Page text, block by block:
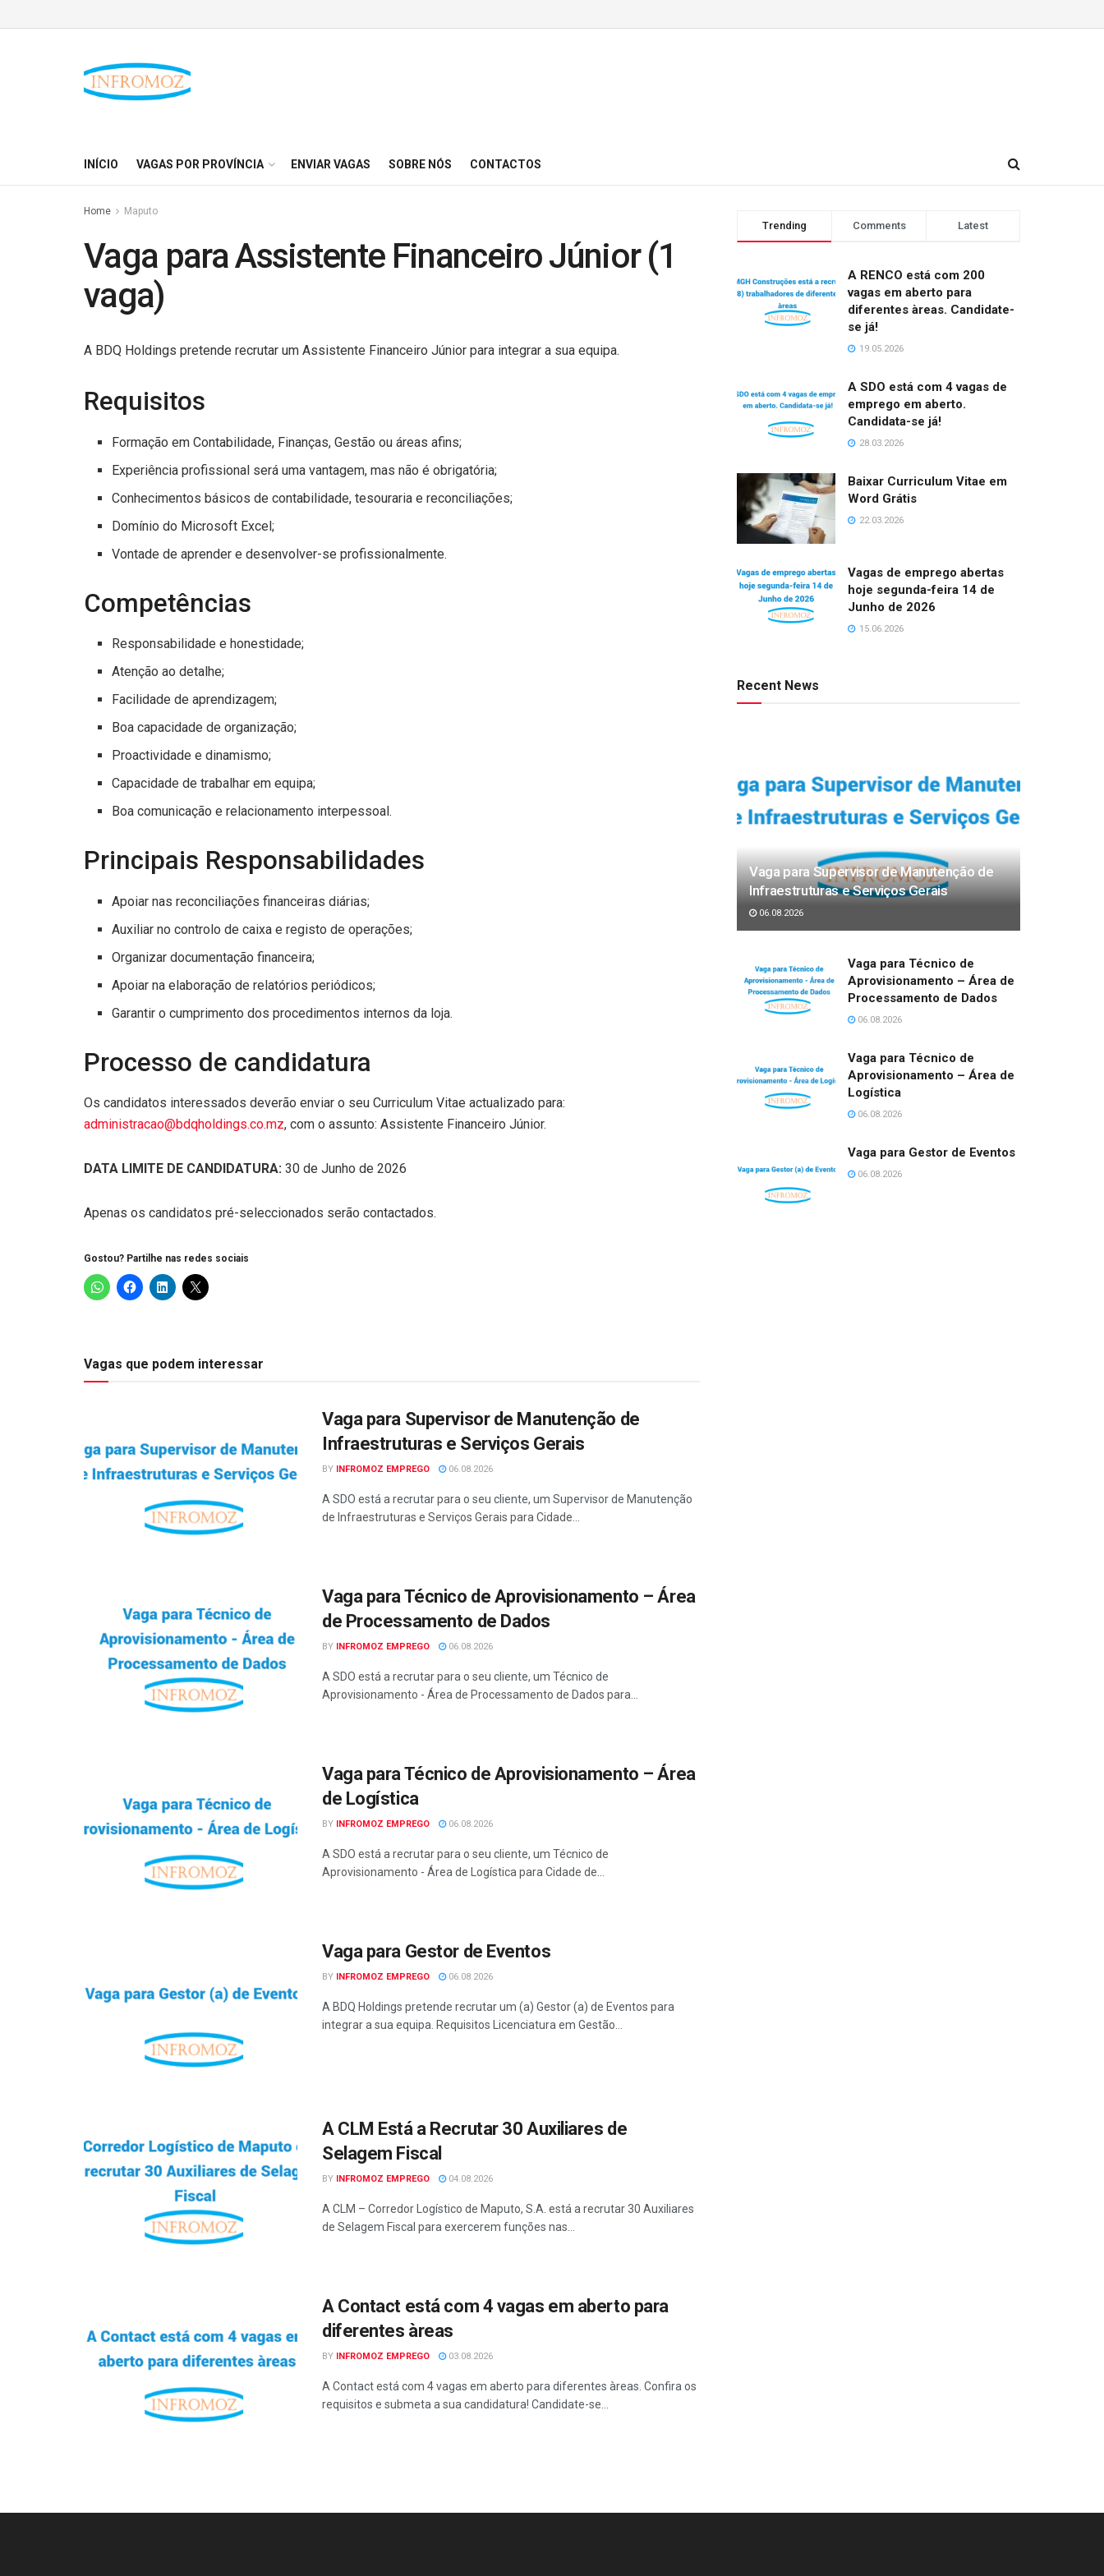
INÍCIO VAGAS POR PROVÍNCIA ENVIAR VAGAS SOBRE NÓS CONTACTOS
Home Maputo
Vaga para Assistente Financeiro Júnior (1
vaga)
A BDQ Holdings pretende recrutar um Assistente Financeiro Júnior para integrar a sua equipa.
Requisitos
Formação em Contabilidade, Finanças, Gestão ou áreas afins;
Experiência profissional será uma vantagem, mas não é obrigatória;
Conhecimentos básicos de contabilidade, tesouraria e reconciliações;
Domínio do Microsoft Excel;
Vontade de aprender e desenvolver-se profissionalmente.
Competências
Responsabilidade e honestidade;
Atenção ao detalhe;
Facilidade de aprendizagem;
Boa capacidade de organização;
Proactividade e dinamismo;
Capacidade de trabalhar em equipa;
Boa comunicação e relacionamento interpessoal.
Principais Responsabilidades
Apoiar nas reconciliações financeiras diárias;
Auxiliar no controlo de caixa e registo de operações;
Organizar documentação financeira;
Apoiar na elaboração de relatórios periódicos;
Garantir o cumprimento dos procedimentos internos da loja.
Processo de candidatura
Os candidatos interessados deverão enviar o seu Curriculum Vitae actualizado para:
administracao@bdqholdings.co.mz, com o assunto: Assistente Financeiro Júnior.
DATA LIMITE DE CANDIDATURA: 30 de Junho de 2026
Apenas os candidatos pré-seleccionados serão contactados.
Gostou? Partilhe nas redes sociais
Vagas que podem interessar
Vaga para Supervisor de Manutenção de
Infraestruturas e Serviços Gerais
BY INFROMOZ EMPREGO 06.08.2026
A SDO está a recrutar para o seu cliente, um Supervisor de Manutenção
de Infraestruturas e Serviços Gerais para Cidade...
Vaga para Técnico de Aprovisionamento – Área
de Processamento de Dados
BY INFROMOZ EMPREGO 06.08.2026
A SDO está a recrutar para o seu cliente, um Técnico de
Aprovisionamento - Área de Processamento de Dados para...
Vaga para Técnico de Aprovisionamento – Área
de Logística
BY INFROMOZ EMPREGO 06.08.2026
A SDO está a recrutar para o seu cliente, um Técnico de
Aprovisionamento - Área de Logística para Cidade de...
Vaga para Gestor de Eventos
BY INFROMOZ EMPREGO 06.08.2026
A BDQ Holdings pretende recrutar um (a) Gestor (a) de Eventos para
integrar a sua equipa. Requisitos Licenciatura em Gestão...
A CLM Está a Recrutar 30 Auxiliares de
Selagem Fiscal
BY INFROMOZ EMPREGO 04.08.2026
A CLM – Corredor Logístico de Maputo, S.A. está a recrutar 30 Auxiliares
de Selagem Fiscal para exercerem funções nas...
A Contact está com 4 vagas em aberto para
diferentes àreas
BY INFROMOZ EMPREGO 03.08.2026
A Contact está com 4 vagas em aberto para diferentes àreas. Confira os
requisitos e submeta a sua candidatura! Candidate-se...
Trending Comments Latest
A RENCO está com 200
vagas em aberto para
diferentes àreas. Candidate-
se já!
19.05.2026
A SDO está com 4 vagas de
emprego em aberto.
Candidata-se já!
28.03.2026
Baixar Curriculum Vitae em
Word Grátis
22.03.2026
Vagas de emprego abertas
hoje segunda-feira 14 de
Junho de 2026
15.06.2026
Recent News
Vaga para Supervisor de Manutenção de
Infraestruturas e Serviços Gerais
06.08.2026
Vaga para Técnico de
Aprovisionamento – Área de
Processamento de Dados
06.08.2026
Vaga para Técnico de
Aprovisionamento – Área de
Logística
06.08.2026
Vaga para Gestor de Eventos
06.08.2026